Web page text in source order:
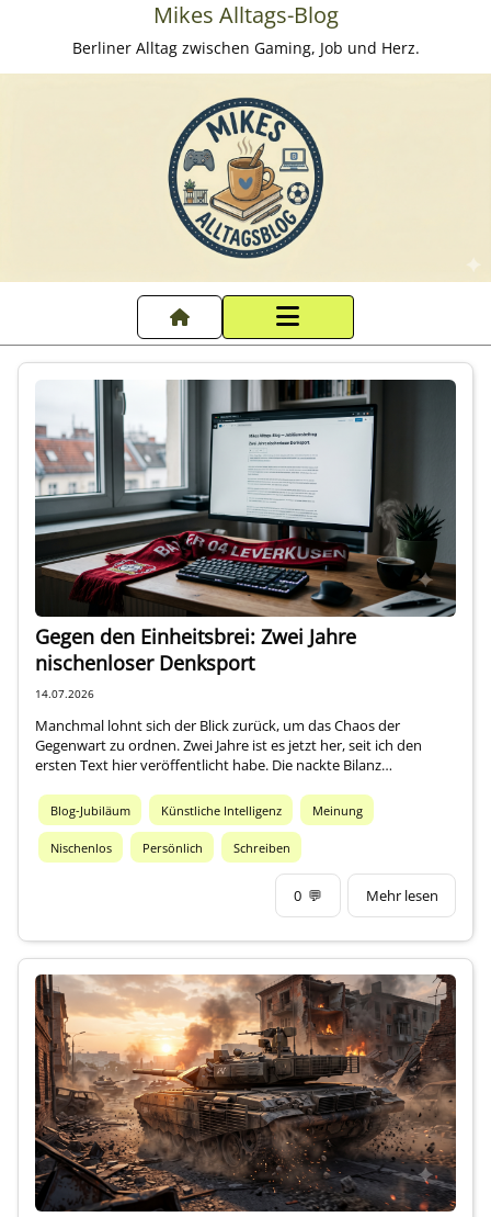
Mikes Alltags-Blog
Berliner Alltag zwischen Gaming, Job und Herz.
Startseite
Datenschutzerklärung
Impressum
Über mich
Gegen den Einheitsbrei: Zwei Jahre
nischenloser Denksport
14.07.2026
Manchmal lohnt sich der Blick zurück, um das Chaos der
Gegenwart zu ordnen. Zwei Jahre ist es jetzt her, seit ich den
ersten Text hier veröffentlicht habe. Die nackte Bilanz…
Blog-Jubiläum Künstliche Intelligenz Meinung
Nischenlos Persönlich Schreiben
0 💬 Mehr lesen